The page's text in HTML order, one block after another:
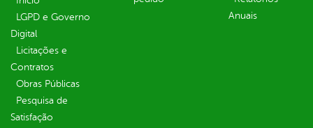
LGPD e Governo
Digital
Licitações e
Contratos
Obras Públicas
Pesquisa de
Satisfação
Anuais